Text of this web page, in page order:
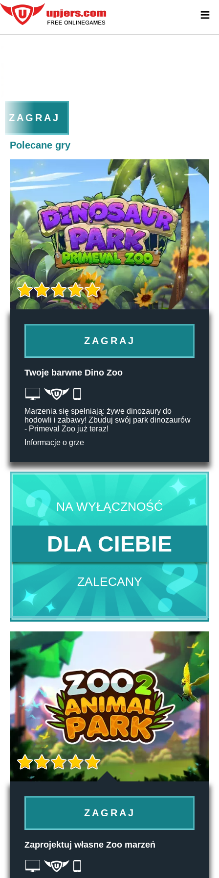
ZAGRAJ
Polecane gry
ZAGRAJ
Twoje barwne Dino Zoo
Marzenia się spełniają: żywe dinozaury do
hodowli i zabawy! Zbuduj swój park dinozaurów
- Primeval Zoo już teraz!
Informacje o grze
NA WYŁĄCZNOŚĆ
DLA CIEBIE
ZALECANY
ZAGRAJ
Zaprojektuj własne Zoo marzeń
≡